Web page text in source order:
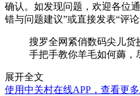
确认。如发现问题，欢迎各位
错与问题建议”或直接发表“评论
搜罗全网紧俏数码尖儿货
手把手教你羊毛如何薅，
展开全文
使用中关村在线APP，查看更